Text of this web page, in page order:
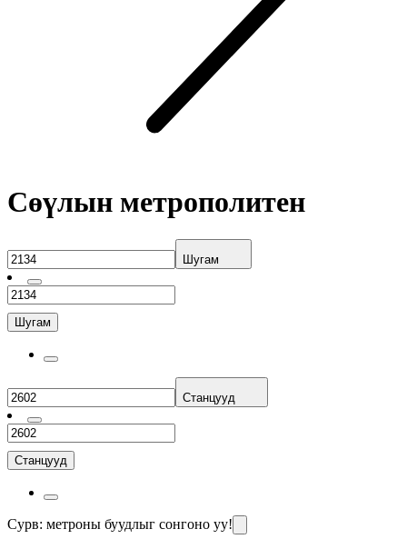
Сөүлын метрополитен
Шугам
Шугам
Станцууд
Станцууд
Сурв: метроны буудлыг сонгоно уу!